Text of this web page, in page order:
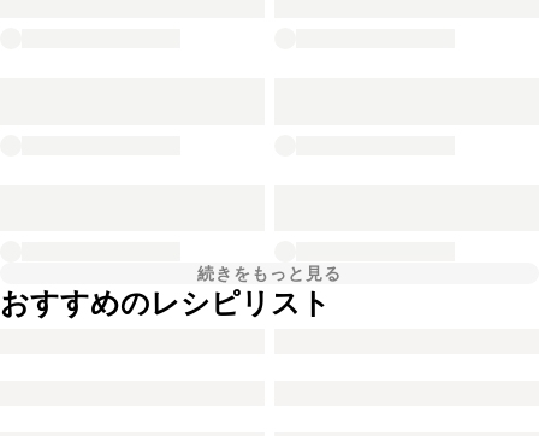
続きをもっと見る
おすすめのレシピリスト